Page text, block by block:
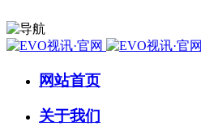
网站首页
关于我们